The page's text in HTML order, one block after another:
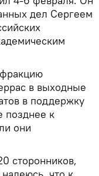
дел Сергеем
в выходные
в поддержку
позднее к
они
сторонников,